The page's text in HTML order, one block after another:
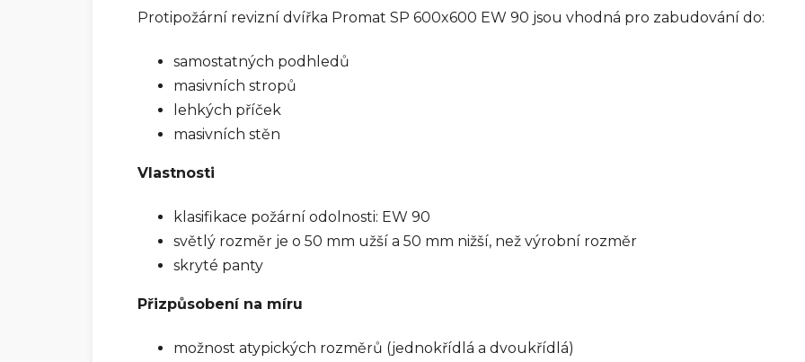
Protipožární revizní dvířka Promat SP 600x600 EW 90 jsou vhodná pro zabudování do:
samostatných podhledů
masivních stropů
lehkých příček
masivních stěn
Vlastnosti
klasifikace požární odolnosti: EW 90
světlý rozměr je o 50 mm užší a 50 mm nižší, než výrobní rozměr
skryté panty
Přizpůsobení na míru
možnost atypických rozměrů (jednokřídlá a dvoukřídlá)